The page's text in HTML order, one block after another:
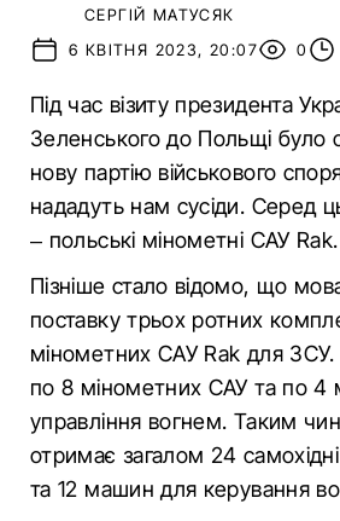
СЕРГІЙ МАТУСЯК
6 КВІТНЯ 2023, 20:07
0
Під час візиту президента
Зеленського до Польщі було
нову партію військового
нададуть нам сусіди. Серед
– польські мінометні САУ Rak.
Пізніше стало відомо, що
поставку трьох ротних
мінометних САУ Rak для ЗСУ.
по 8 мінометних САУ та по 4
управління вогнем. Таким
отримає загалом 24
та 12 машин для керування